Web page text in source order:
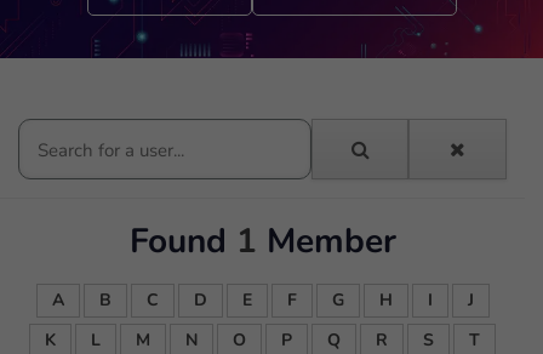
Found 1 Member
A B C D E F G H I
J
K
L M N O P Q R S
T